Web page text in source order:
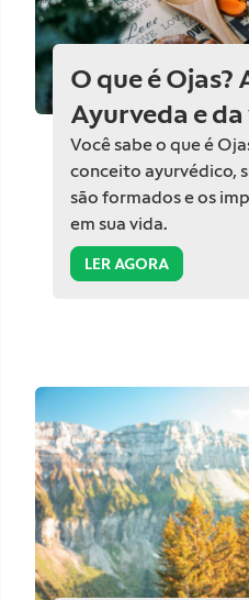
O que é Ojas?
Ayurveda e
Você sabe o que é
conceito ayurvédico,
são formados e os
em sua vida.
LER AGORA